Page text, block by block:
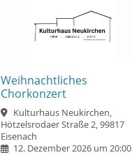
Weihnachtliches
Chorkonzert
Kulturhaus Neukirchen,
Hötzelsrodaer Straße 2, 99817
Eisenach
12. Dezember 2026 um 20:00